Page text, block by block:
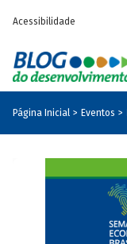
Acessibilidade
Página Inicial Eventos